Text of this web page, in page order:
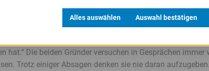
neu auf dem Markt ist, finden Gradev und Melzer lange
mussten“, sagt Gradev. „Und der Punkt, der am
Die beiden Gründer versuchen in Gesprächen immer
Trotz einiger Absagen denken sie nie daran aufzugeben.
Alles auswählen Auswahl bestätigen